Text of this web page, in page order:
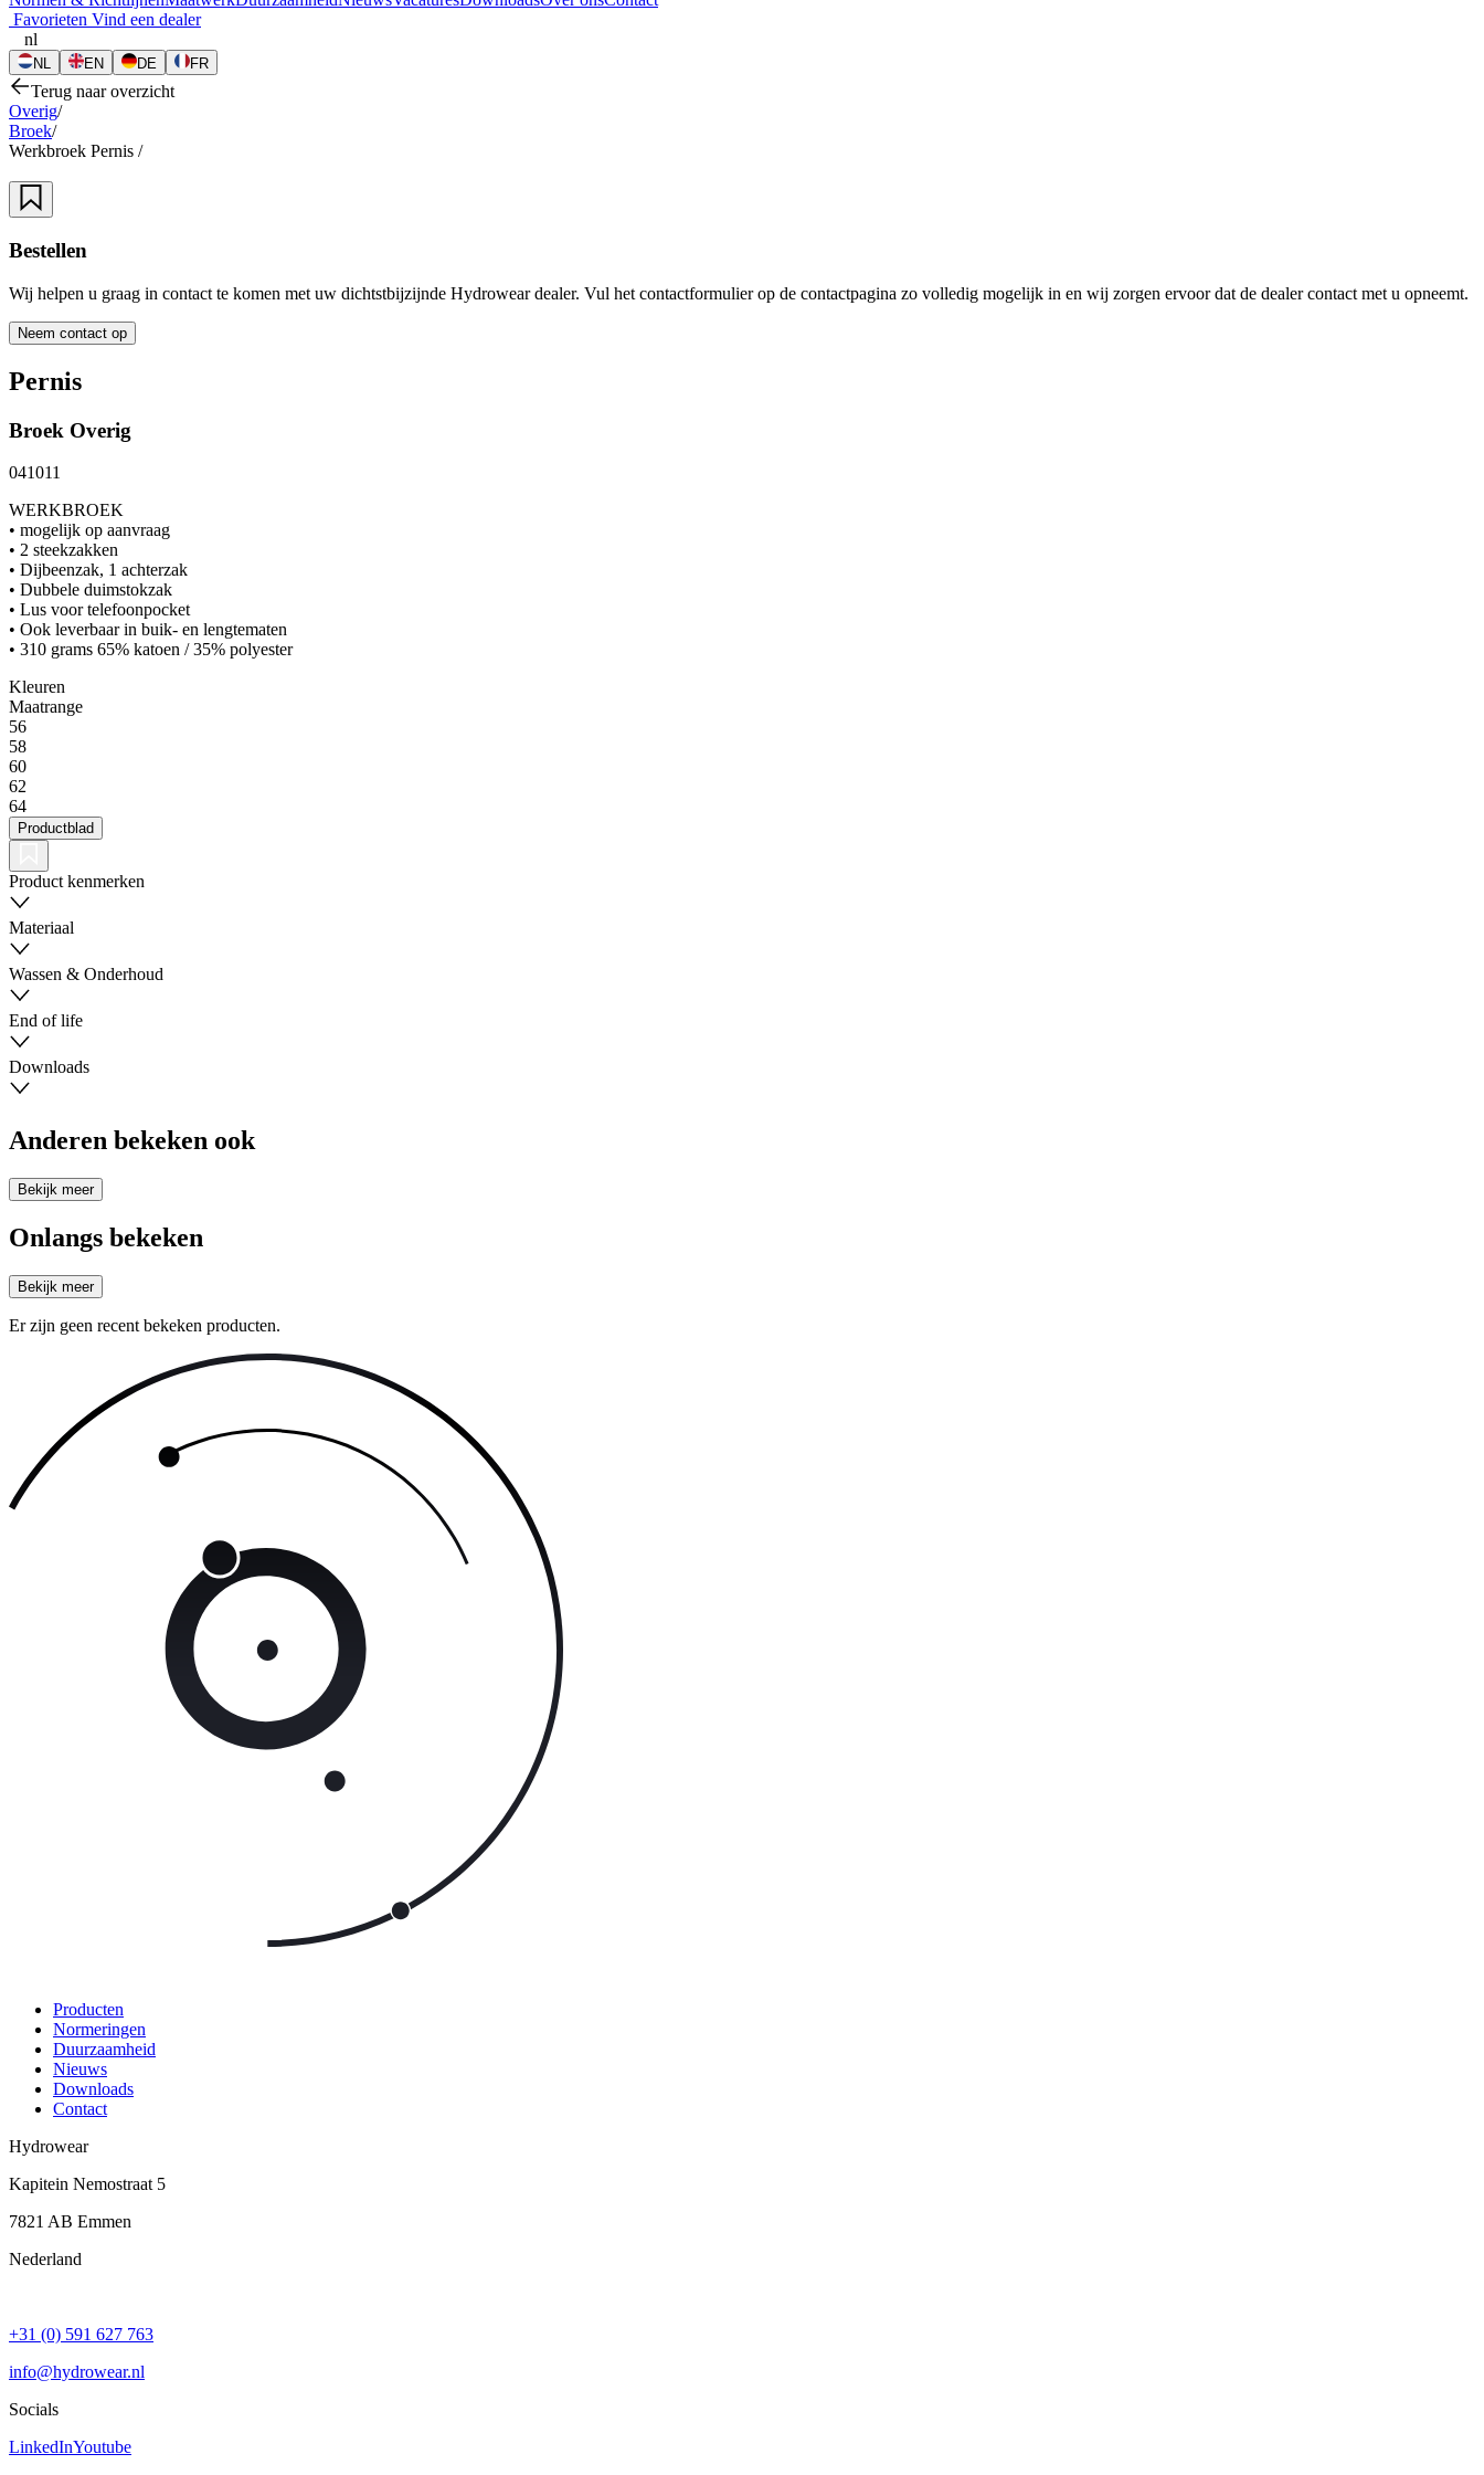
Favorieten Vind een dealer
nl
NL EN DE FR
Terug naar overzicht
Overig/
Broek/
Werkbroek Pernis /
Bestellen
Wij helpen u graag in contact te komen met uw dichtstbijzijnde Hydrowear dealer. Vul het contactformulier op de contactpagina zo volledig mogelijk in en wij zorgen ervoor dat de dealer contact met u opneemt.
Neem contact op
Pernis
Broek Overig
041011
WERKBROEK
• mogelijk op aanvraag
• 2 steekzakken
• Dijbeenzak, 1 achterzak
• Dubbele duimstokzak
• Lus voor telefoonpocket
• Ook leverbaar in buik- en lengtematen
• 310 grams 65% katoen / 35% polyester
Kleuren
Maatrange
56
58
60
62
64
Productblad
Product kenmerken
Materiaal
Wassen & Onderhoud
End of life
Downloads
Anderen bekeken ook
Bekijk meer
Onlangs bekeken
Bekijk meer
Er zijn geen recent bekeken producten.
Producten
Normeringen
Duurzaamheid
Nieuws
Downloads
Contact
Hydrowear
Kapitein Nemostraat 5
7821 AB Emmen
Nederland
+31 (0) 591 627 763
info@hydrowear.nl
Socials
LinkedInYoutube